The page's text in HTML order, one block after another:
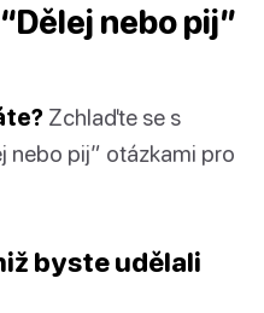
nebo pij”
Zchlaďte se s
nebo pij” otázkami pro
byste udělali